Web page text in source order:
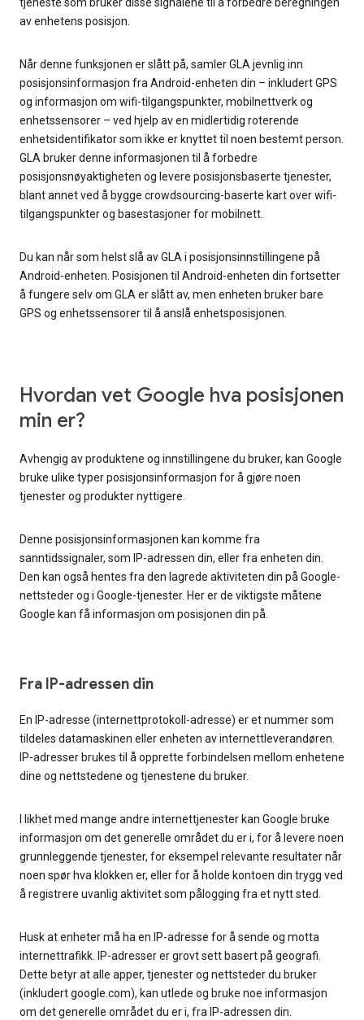
av enhetens posisjon.
Når denne funksjonen er slått på, samler GLA jevnlig inn
posisjonsinformasjon fra Android-enheten din – inkludert GPS
og informasjon om wifi-tilgangspunkter, mobilnettverk og
enhetssensorer – ved hjelp av en midlertidig roterende
enhetsidentifikator som ikke er knyttet til noen bestemt person.
GLA bruker denne informasjonen til å forbedre
posisjonsnøyaktigheten og levere posisjonsbaserte tjenester,
blant annet ved å bygge crowdsourcing-baserte kart over wifi-
tilgangspunkter og basestasjoner for mobilnett.
Du kan når som helst slå av GLA i posisjonsinnstillingene på
Android-enheten. Posisjonen til Android-enheten din fortsetter
å fungere selv om GLA er slått av, men enheten bruker bare
GPS og enhetssensorer til å anslå enhetsposisjonen.
Hvordan vet Google hva posisjonen
min er?
Avhengig av produktene og innstillingene du bruker, kan Google
bruke ulike typer posisjonsinformasjon for å gjøre noen
tjenester og produkter nyttigere.
Denne posisjonsinformasjonen kan komme fra
sanntidssignaler, som IP-adressen din, eller fra enheten din.
Den kan også hentes fra den lagrede aktiviteten din på Google-
nettsteder og i Google-tjenester. Her er de viktigste måtene
Google kan få informasjon om posisjonen din på.
Fra IP-adressen din
En IP-adresse (internettprotokoll-adresse) er et nummer som
tildeles datamaskinen eller enheten av internettleverandøren.
IP-adresser brukes til å opprette forbindelsen mellom enhetene
dine og nettstedene og tjenestene du bruker.
I likhet med mange andre internettjenester kan Google bruke
informasjon om det generelle området du er i, for å levere noen
grunnleggende tjenester, for eksempel relevante resultater når
noen spør hva klokken er, eller for å holde kontoen din trygg ved
å registrere uvanlig aktivitet som pålogging fra et nytt sted.
Husk at enheter må ha en IP-adresse for å sende og motta
internettrafikk. IP-adresser er grovt sett basert på geografi.
Dette betyr at alle apper, tjenester og nettsteder du bruker
(inkludert google.com), kan utlede og bruke noe informasjon
om det generelle området du er i, fra IP-adressen din.